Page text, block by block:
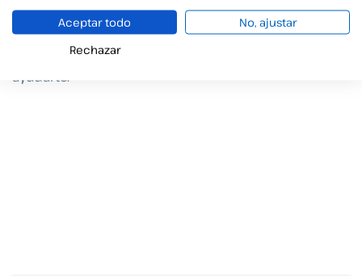
Si quieres conocer más sobre estas funcionalidades
puedes escribirnos
ayudarte.
Aceptar todo
No, ajustar
Rechazar